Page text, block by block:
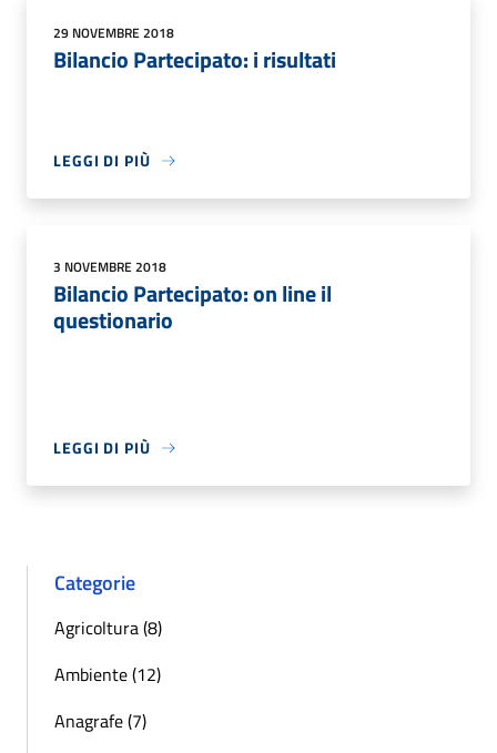
29 NOVEMBRE 2018
Bilancio Partecipato: i risultati
LEGGI DI PIÙ
3 NOVEMBRE 2018
Bilancio Partecipato: on line il
questionario
LEGGI DI PIÙ
Categorie
Agricoltura (8)
Ambiente (12)
Anagrafe (7)